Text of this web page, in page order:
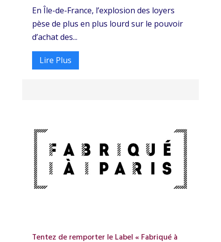
En Île-de-France, l’explosion des loyers
pèse de plus en plus lourd sur le pouvoir
d’achat des...
Lire Plus
Tentez de remporter le Label « Fabriqué à